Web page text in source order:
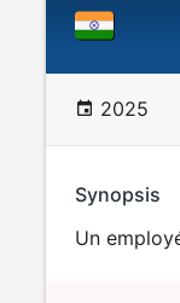
2025
Synopsis
Un